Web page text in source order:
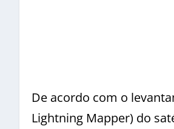
De acordo com o
Lightning Mapper) do